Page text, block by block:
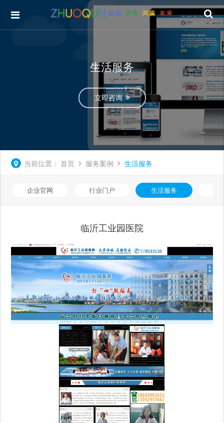
生活服务
立即咨询
当前位置： 首页 服务案例 生活服务
企业官网 行业门户 生活服务
临沂工业园医院